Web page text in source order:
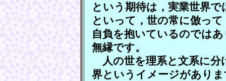
という期待は，実業世界
といって，世の常に倣っ
自負を抱いているのでは
無縁です。
人の世を理系と文系に分
界というイメージがあり